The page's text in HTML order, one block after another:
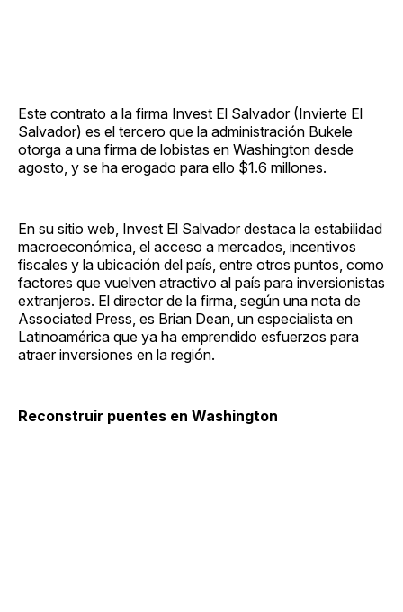
Este contrato a la firma Invest El Salvador (Invierte El
Salvador) es el tercero que la administración Bukele
otorga a una firma de lobistas en Washington desde
agosto, y se ha erogado para ello $1.6 millones.
En su sitio web, Invest El Salvador destaca la estabilidad
macroeconómica, el acceso a mercados, incentivos
fiscales y la ubicación del país, entre otros puntos, como
factores que vuelven atractivo al país para inversionistas
extranjeros. El director de la firma, según una nota de
Associated Press, es Brian Dean, un especialista en
Latinoamérica que ya ha emprendido esfuerzos para
atraer inversiones en la región.
Reconstruir puentes en Washington